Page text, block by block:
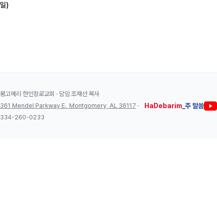
일)
몽고메리 한인장로교회 · 담임 조재선 목사
361 Mendel Parkway E., Montgomery, AL 36117 ·
334-260-0233
HaDebarim _주 말씀